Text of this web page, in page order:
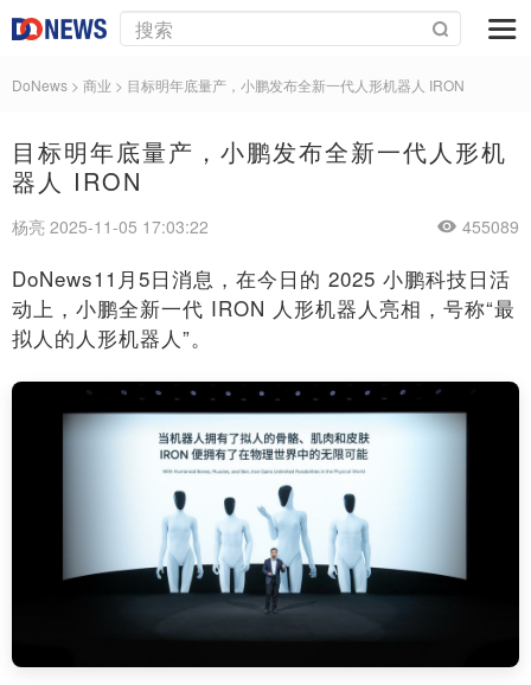
DoNews > 商业 > 目标明年底量产，小鹏发布全新一代人形机器人 IRON
目标明年底量产，小鹏发布全新一代人形机
器人 IRON
杨亮 2025-11-05 17:03:22 455089
DoNews11月5日消息，在今日的 2025 小鹏科技日活
动上，小鹏全新一代 IRON 人形机器人亮相，号称“最
拟人的人形机器人”。